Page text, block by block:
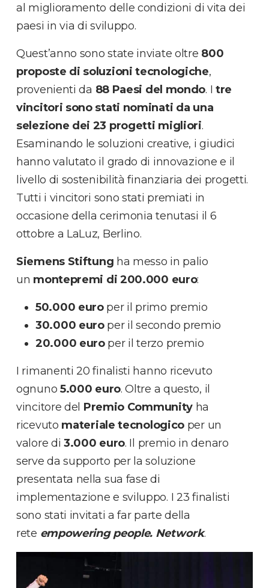
al miglioramento delle condizioni di vita dei
paesi in via di sviluppo.
Quest’anno sono state inviate oltre 800
proposte di soluzioni tecnologiche,
provenienti da 88 Paesi del mondo. I tre
vincitori sono stati nominati da una
selezione dei 23 progetti migliori.
Esaminando le soluzioni creative, i giudici
hanno valutato il grado di innovazione e il
livello di sostenibilità finanziaria dei progetti.
Tutti i vincitori sono stati premiati in
occasione della cerimonia tenutasi il 6
ottobre a LaLuz, Berlino.
Siemens Stiftung ha messo in palio
un montepremi di 200.000 euro:
50.000 europer il primo premio
30.000 europer il secondo premio
20.000 europer il terzo premio
I rimanenti 20 finalisti hanno ricevuto
ognuno 5.000 euro. Oltre a questo, il
vincitore del Premio Community ha
ricevuto materiale tecnologico per un
valore di 3.000 euro. Il premio in denaro
serve da supporto per la soluzione
presentata nella sua fase di
implementazione e sviluppo. I 23 finalisti
sono stati invitati a far parte della
rete empowering people. Network.